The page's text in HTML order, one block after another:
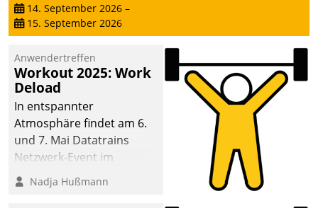
14. September 2026 –
15. September 2026
Anwendertreffen
Workout 2025: Work
Deload
In entspannter
Atmosphäre findet am 6.
und 7. Mai Datatrains
Netzwerk-Event im
Kunden- und Partnerkreis
statt. Zentrale Frage: Wie
Nadja Hußmann